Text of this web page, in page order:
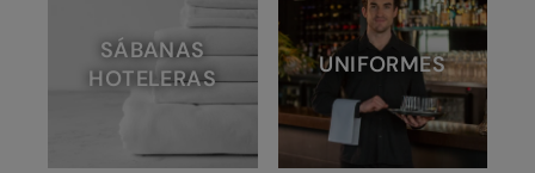
SÁBANAS
HOTELERAS
UNIFORMES